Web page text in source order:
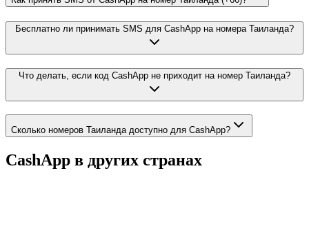
Бесплатно ли принимать SMS для CashApp на номера Таиланда?
Что делать, если код CashApp не приходит на номер Таиланда?
Сколько номеров Таиланда доступно для CashApp?
CashApp в других странах